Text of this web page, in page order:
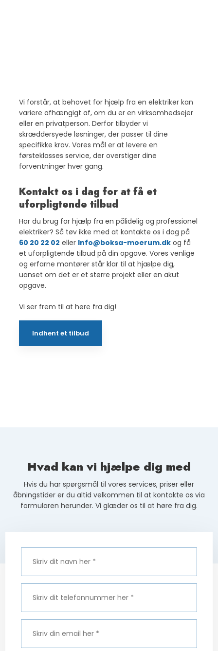
Vi forstår, at behovet for hjælp fra en elektriker kan
variere afhængigt af, om du er en virksomhedsejer
eller en privatperson. Derfor tilbyder vi
skræddersyede løsninger, der passer til dine
specifikke krav. Vores mål er at levere en
førsteklasses service, der overstiger dine
forventninger hver gang.
Kontakt os i dag for at få et
uforpligtende tilbud
Har du brug for hjælp fra en pålidelig og professionel
elektriker? Så tøv ikke med at kontakte os i dag på
60 20 22 02 eller Info@boksa-moerum.dk og få
et uforpligtende tilbud på din opgave. Vores venlige
og erfarne montører står klar til at hjælpe dig,
uanset om det er et større projekt eller en akut
opgave.
Vi ser frem til at høre fra dig!
Indhent et tilbud
Hvad kan vi hjælpe dig med
Hvis du har spørgsmål til vores services, priser eller
åbningstider er du altid velkommen til at kontakte os via
formularen herunder. Vi glæder os til at høre fra dig.